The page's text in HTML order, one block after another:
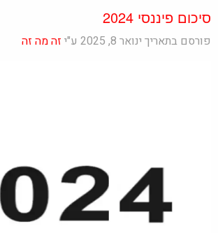
סיכום פיננסי 2024
פורסם בתאריך ינואר 8, 2025 ע"י זה מה זה